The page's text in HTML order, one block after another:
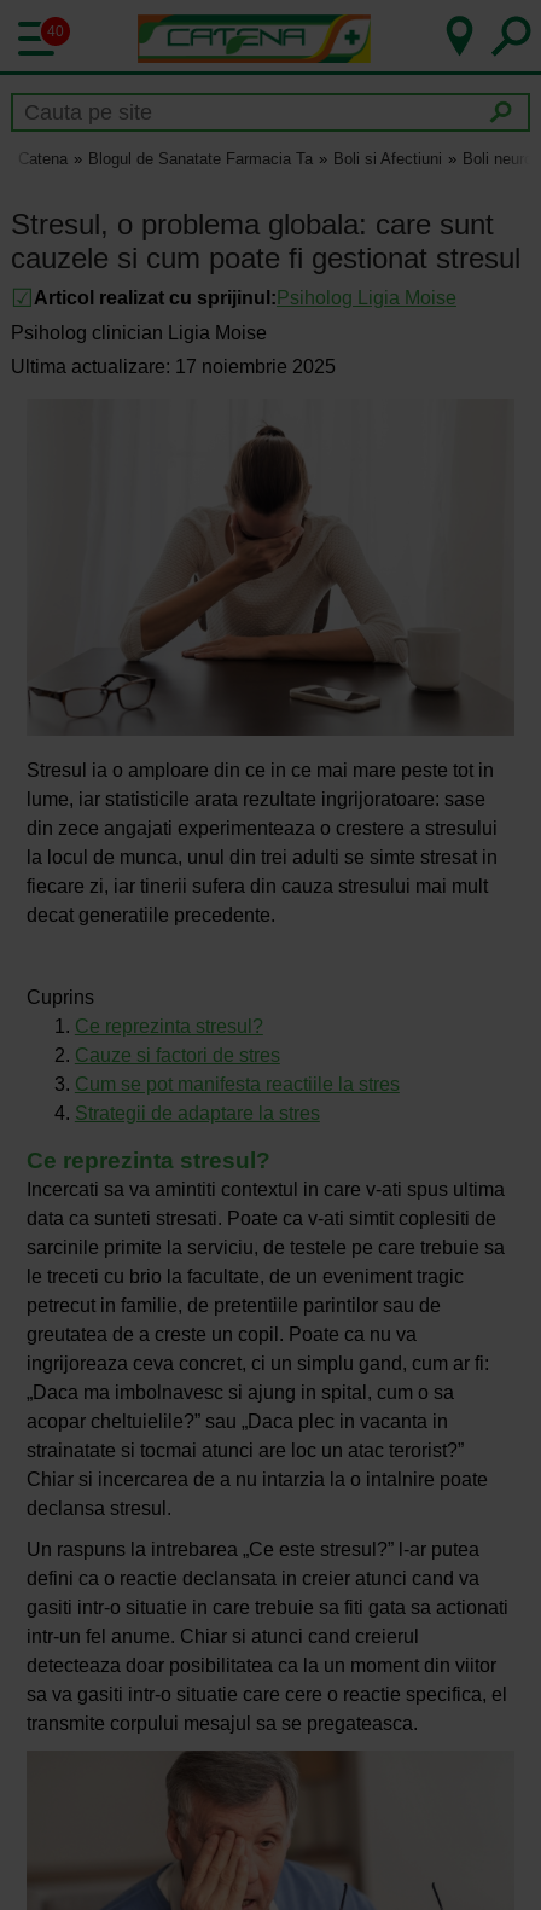
40
Catena Blogul de Sanatate Farmacia Ta Boli si Afectiuni Boli
Stresul, o problema globala: care sunt
cauzele si cum poate fi gestionat stresul
Articol realizat cu sprijinul: Psiholog Ligia Moise
Psiholog clinician Ligia Moise
Ultima actualizare: 17 noiembrie 2025
Stresul ia o amploare din ce in ce mai mare peste tot in
lume, iar statisticile arata rezultate ingrijoratoare: sase
din zece angajati experimenteaza o crestere a stresului
la locul de munca, unul din trei adulti se simte stresat in
fiecare zi, iar tinerii sufera din cauza stresului mai mult
decat generatiile precedente.
Cuprins
Ce reprezinta stresul?
Cauze si factori de stres
Cum se pot manifesta reactiile la stres
Strategii de adaptare la stres
Ce reprezinta stresul?
Incercati sa va amintiti contextul in care v-ati spus ultima
data ca sunteti stresati. Poate ca v-ati simtit coplesiti de
sarcinile primite la serviciu, de testele pe care trebuie sa
le treceti cu brio la facultate, de un eveniment tragic
petrecut in familie, de pretentiile parintilor sau de
greutatea de a creste un copil. Poate ca nu va
ingrijoreaza ceva concret, ci un simplu gand, cum ar fi:
„Daca ma imbolnavesc si ajung in spital, cum o sa
acopar cheltuielile?” sau „Daca plec in vacanta in
strainatate si tocmai atunci are loc un atac terorist?”
Chiar si incercarea de a nu intarzia la o intalnire poate
declansa stresul.
Un raspuns la intrebarea „Ce este stresul?” l-ar putea
defini ca o reactie declansata in creier atunci cand va
gasiti intr-o situatie in care trebuie sa fiti gata sa actionati
intr-un fel anume. Chiar si atunci cand creierul
detecteaza doar posibilitatea ca la un moment din viitor
sa va gasiti intr-o situatie care cere o reactie specifica, el
transmite corpului mesajul sa se pregateasca.